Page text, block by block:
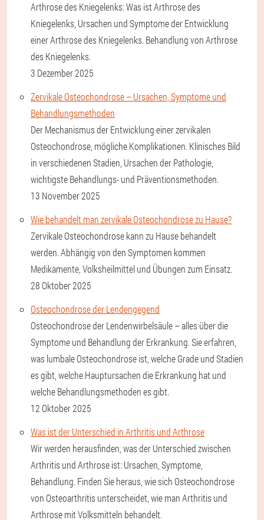
Arthrose des Kniegelenks: Was ist Arthrose des
Kniegelenks, Ursachen und Symptome der Entwicklung
einer Arthrose des Kniegelenks. Behandlung von Arthrose
des Kniegelenks.
3 Dezember 2025
Zervikale Osteochondrose – Ursachen, Symptome und
Behandlungsmethoden
Der Mechanismus der Entwicklung einer zervikalen
Osteochondrose, mögliche Komplikationen. Klinisches Bild
in verschiedenen Stadien, Ursachen der Pathologie,
wichtigste Behandlungs- und Präventionsmethoden.
13 November 2025
Wie behandelt man zervikale Osteochondrose zu Hause?
Zervikale Osteochondrose kann zu Hause behandelt
werden. Abhängig von den Symptomen kommen
Medikamente, Volksheilmittel und Übungen zum Einsatz.
28 Oktober 2025
Osteochondrose der Lendengegend
Osteochondrose der Lendenwirbelsäule – alles über die
Symptome und Behandlung der Erkrankung. Sie erfahren,
was lumbale Osteochondrose ist, welche Grade und Stadien
es gibt, welche Hauptursachen die Erkrankung hat und
welche Behandlungsmethoden es gibt.
12 Oktober 2025
Was ist der Unterschied in Arthritis und Arthrose
Wir werden herausfinden, was der Unterschied zwischen
Arthritis und Arthrose ist: Ursachen, Symptome,
Behandlung. Finden Sie heraus, wie sich Osteochondrose
von Osteoarthritis unterscheidet, wie man Arthritis und
Arthrose mit Volksmitteln behandelt.